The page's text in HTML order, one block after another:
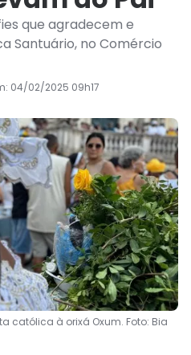
que agradecem e
Santuário, no Comércio
04/02/2025 09h17
católica à orixá Oxum. Foto: Bia